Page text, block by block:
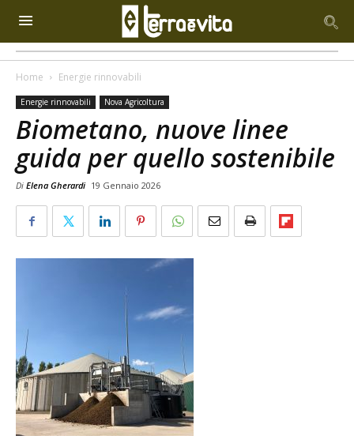
Home Energie rinnovabili
Energie rinnovabili Nova Agricoltura
Biometano, nuove linee
guida per quello sostenibile
Di Elena Gherardi 19 Gennaio 2026